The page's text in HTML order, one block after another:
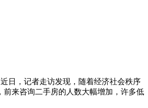
日，记者走访发现，随着经济社会秩序
来咨询二手房的人数大幅增加，许多低